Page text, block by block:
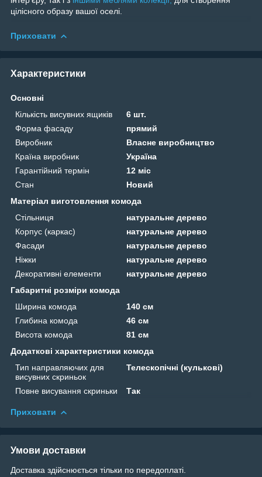
цілісного образу вашої оселі.
Приховати
Характеристики
Основні
Кількість висувних ящиків
6 шт.
Форма фасаду
прямий
Виробник
Власне виробництво
Країна виробник
Україна
Гарантійний термін
12 міс
Стан
Новий
Матеріал виготовлення комода
Стільниця
натуральне дерево
Корпус (каркас)
натуральне дерево
Фасади
натуральне дерево
Ніжки
натуральне дерево
Декоративні елементи
натуральне дерево
Габаритні розміри комода
Ширина комода
140 см
Глибина комода
46 см
Висота комода
81 см
Додаткові характеристики комода
Тип направляючих для
висувних скриньок
Телескопічні (кулькові)
Повне висування скриньки Так
Приховати
Умови доставки
Доставка здійснюється тільки по передоплаті.